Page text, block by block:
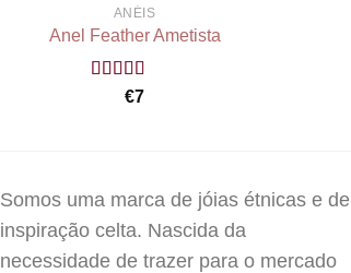
ANÉIS
Anel Feather Ametista
Rated5.00
€7
Somos uma marca de jóias étnicas e de
inspiração celta. Nascida da
necessidade de trazer para o mercado